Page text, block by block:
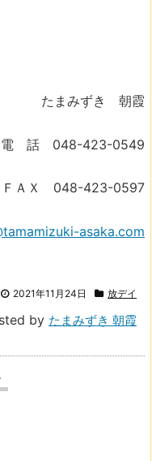
たまみずき 朝霞
電 話 048-423-0549
ＦＡＸ 048-423-0597
asaka.com
2021年11月24日 放デイ
by たまみずき 朝霞